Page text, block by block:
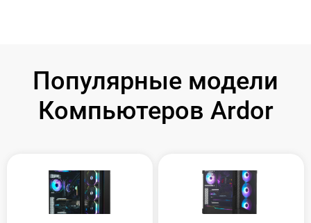
Популярные модели
Компьютеров Ardor